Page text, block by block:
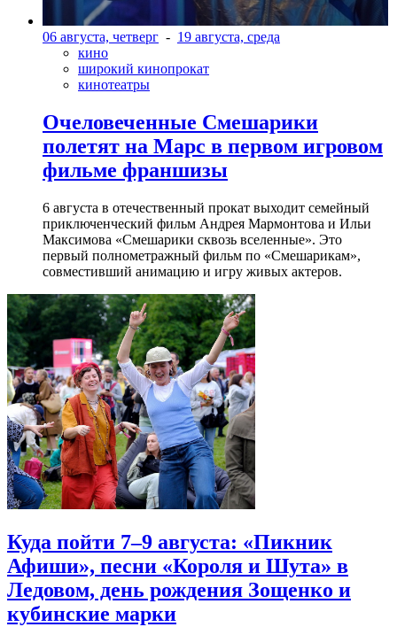
06 августа, четверг - 19 августа, среда
кино
широкий кинопрокат
кинотеатры
Очеловеченные Смешарики
полетят на Марс в первом игровом
фильме франшизы
6 августа в отечественный прокат выходит семейный
приключенческий фильм Андрея Мармонтова и Ильи
Максимова «Смешарики сквозь вселенные». Это
первый полнометражный фильм по «Смешарикам»,
совместивший анимацию и игру живых актеров.
Куда пойти 7–9 августа: «Пикник
Афиши», песни «Короля и Шута» в
Ледовом, день рождения Зощенко и
кубинские марки